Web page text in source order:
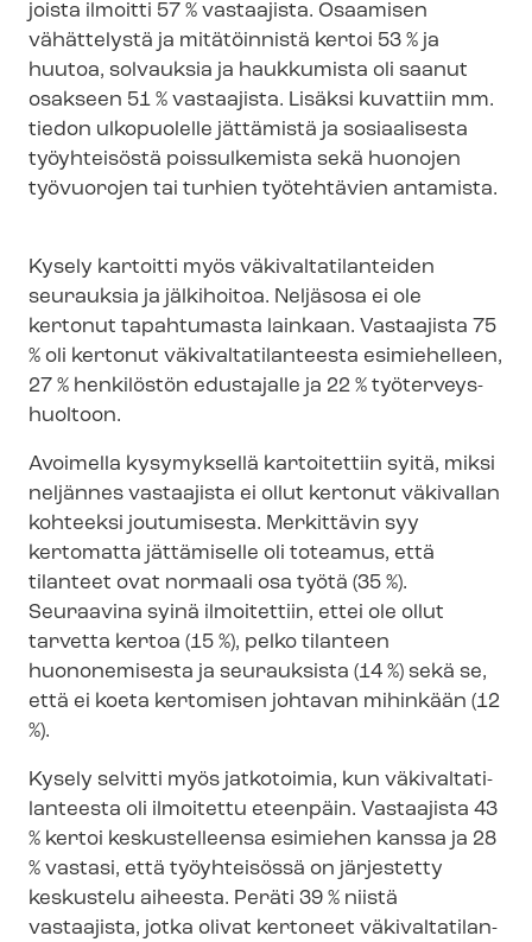
joista ilmoitti 57 % vastaajista. Osaamisen
vähättelystä ja mitätöinnistä kertoi 53 % ja
huutoa, solvauksia ja haukkumista oli saanut
osakseen 51 % vastaajista. Lisäksi kuvattiin mm.
tiedon ulkopuolelle jättämistä ja sosiaalisesta
työyhteisöstä poissulkemista sekä huonojen
työvuorojen tai turhien työtehtävien antamista.
Kysely kartoitti myös vä­ki­val­ta­ti­lan­tei­den
seurauksia ja jälkihoitoa. Neljäsosa ei ole
kertonut tapahtumasta lainkaan. Vastaajista 75
% oli kertonut vä­ki­val­ta­ti­lan­tees­ta esimiehelleen,
27 % henkilöstön edustajalle ja 22 % työ­ter­veys­
huol­toon.
Avoimella kysymyksellä kartoitettiin syitä, miksi
neljännes vastaajista ei ollut kertonut väkivallan
kohteeksi joutumisesta. Merkittävin syy
kertomatta jättämiselle oli toteamus, että
tilanteet ovat normaali osa työtä (35 %).
Seuraavina syinä ilmoitettiin, ettei ole ollut
tarvetta kertoa (15 %), pelko tilanteen
huononemisesta ja seurauksista (14 %) sekä se,
että ei koeta kertomisen johtavan mihinkään (12
%).
Kysely selvitti myös jatkotoimia, kun vä­ki­val­ta­ti­
lan­tees­ta oli ilmoitettu eteenpäin. Vastaajista 43
% kertoi keskustelleensa esimiehen kanssa ja 28
% vastasi, että työyhteisössä on järjestetty
keskustelu aiheesta. Peräti 39 % niistä
vastaajista, jotka olivat kertoneet vä­ki­val­ta­ti­lan­